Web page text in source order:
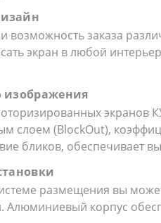
возможность заказа
экран в любой
изображения
экранов
слоем (BlockOut),
бликов, обеспечивает
размещения вы
Алюминиевый корпус